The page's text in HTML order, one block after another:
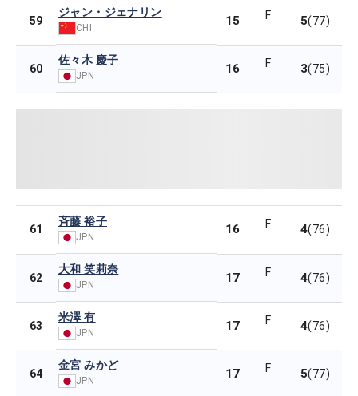
59
ジャン・ジェナリン
CHI 15 F 5(77)
60
佐々木 慶子
JPN 16 F 3(75)
61
斉藤 裕子
JPN
16 F 4(76)
62
大和 笑莉奈
JPN 17 F 4(76)
63
米澤 有
JPN 17 F 4(76)
64
金宮 みかど
JPN 17 F 5(77)